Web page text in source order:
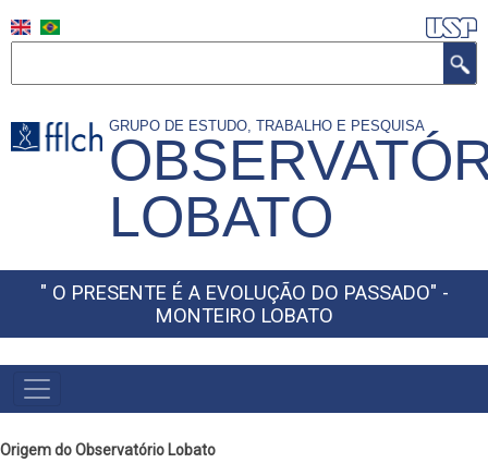
para
principal
GRUPO DE ESTUDO, TRABALHO E PESQUISA
LOBATO
" O PRESENTE É A EVOLUÇÃO DO PASSADO" -
MONTEIRO LOBATO
Origem do Observatório Lobato